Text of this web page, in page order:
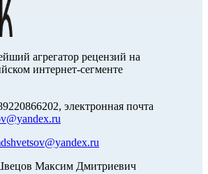
агрегатор рецензий на
интернет-сегменте
электронная почта
Максим Дмитриевич